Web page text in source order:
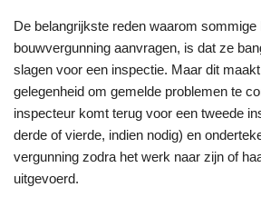
De belangrijkste reden waarom sommige
bouwvergunning aanvragen, is dat ze
slagen voor een inspectie. Maar dit
gelegenheid om gemelde problemen te
inspecteur komt terug voor een tweede
derde of vierde, indien nodig) en
vergunning zodra het werk naar zijn of
uitgevoerd.